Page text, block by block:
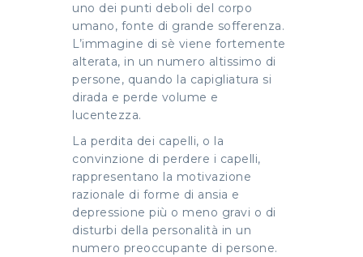
uno dei punti deboli del corpo
umano, fonte di grande sofferenza.
L’immagine di sè viene fortemente
alterata, in un numero altissimo di
persone, quando la capigliatura si
dirada e perde volume e
lucentezza.
La perdita dei capelli, o la
convinzione di perdere i capelli,
rappresentano la motivazione
razionale di forme di ansia e
depressione più o meno gravi o di
disturbi della personalità in un
numero preoccupante di persone.